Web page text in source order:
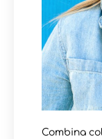
Combina